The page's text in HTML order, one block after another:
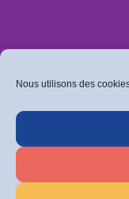
Nous utilisons des